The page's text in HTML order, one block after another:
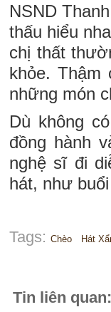
NSND
thấu hiểu
chị thất
khỏe. Thậm
những món
Dù không
đồng hành
nghệ sĩ đi
hát, như
Tags: Chèo Hát
Tin liên quan: